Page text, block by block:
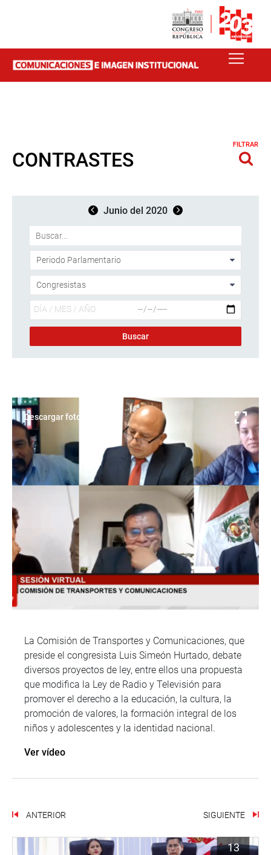
CONTRASTES
FILTRAR
Junio del 2020
Descargar foto
La Comisión de Transportes y Comunicaciones, que
preside el congresista Luis Simeón Hurtado, debate
diversos proyectos de ley, entre ellos una propuesta
que modifica la Ley de Radio y Televisión para
promover el derecho a la educación, la cultura, la
promoción de valores, la formación integral de los
niños y adolescentes y la identidad nacional.
Ver vídeo
ANTERIOR SIGUIENTE
13